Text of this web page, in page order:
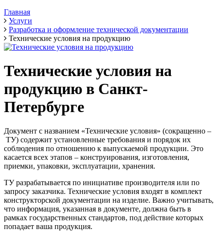
Главная
Услуги
Разработка и оформление технической документации
Технические условия на продукцию
Технические условия на
продукцию в Санкт-
Петербурге
Документ с названием «Технические условия» (сокращенно –
ТУ) содержит установленные требования и порядок их
соблюдения по отношению к выпускаемой продукции. Это
касается всех этапов – конструирования, изготовления,
приемки, упаковки, эксплуатации, хранения.
ТУ разрабатывается по инициативе производителя или по
запросу заказчика. Технические условия входят в комплект
конструкторской документации на изделие. Важно учитывать,
что информация, указанная в документе, должна быть в
рамках государственных стандартов, под действие которых
попадает ваша продукция.